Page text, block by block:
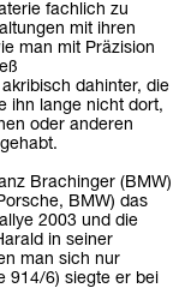
fachlich zu
mit ihren
man mit Präzision
dahinter, die
ihn lange nicht dort,
oder anderen
Brachinger (BMW)
BMW) das
2003 und die
in seiner
man sich nur
914/6) siegte er bei